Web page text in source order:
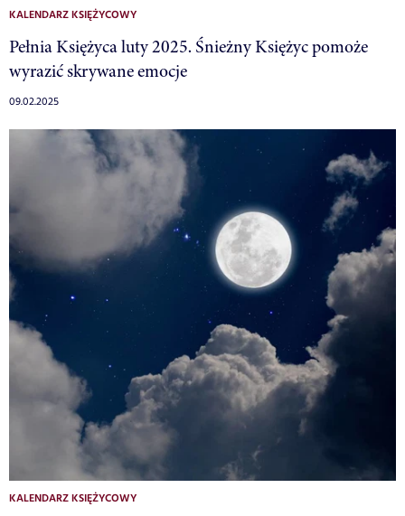
KALENDARZ KSIĘŻYCOWY
Pełnia Księżyca luty 2025. Śnieżny Księżyc pomoże
wyrazić skrywane emocje
09.02.2025
KALENDARZ KSIĘŻYCOWY